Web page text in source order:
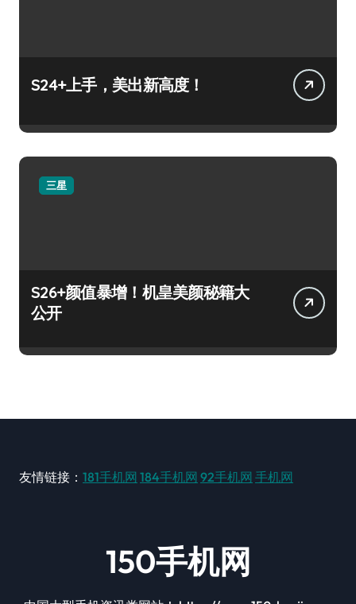
S24+上手，美出新高度！
三星
S26+颜值暴增！机皇美颜秘籍大
公开
友情链接： 181手机网 184手机网 92手机网 手机网
150手机网